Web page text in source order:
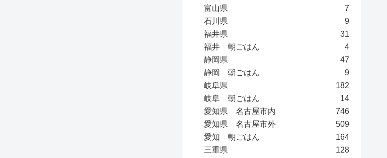
富山県
7
石川県
9
福井県
31
福井 朝ごはん
4
静岡県
47
静岡 朝ごはん
9
岐阜県
182
岐阜 朝ごはん
14
愛知県 名古屋市内
746
愛知県 名古屋市外
509
愛知 朝ごはん
164
三重県
128